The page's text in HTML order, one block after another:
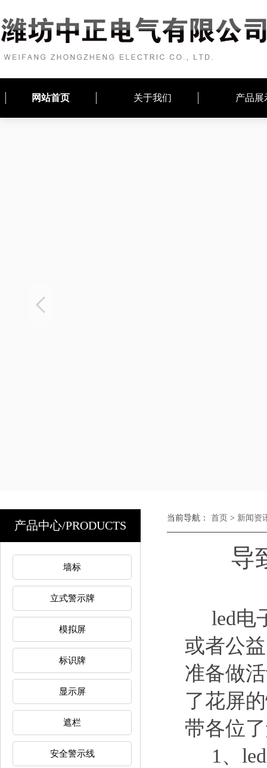
网站首页 关于我们 产品展
产品中心/PRODUCTS
墙标
立式警示牌
模拟屏
标识牌
显示屏
遮栏
安全警示线
当前导航： 首页 > 新闻资
导
led电
或者公
准备做
了花屏
带各位
1、led